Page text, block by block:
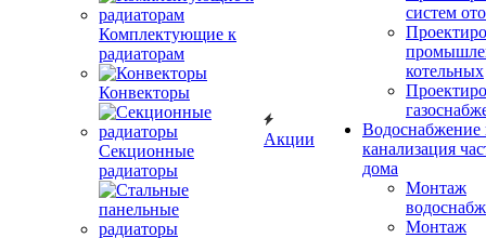
Комплектующие к
радиаторам
Конвекторы
Секционные
радиаторы
Акции
систем
котельных
Водоснабжение
канализация
дома
Монтаж
Монтаж